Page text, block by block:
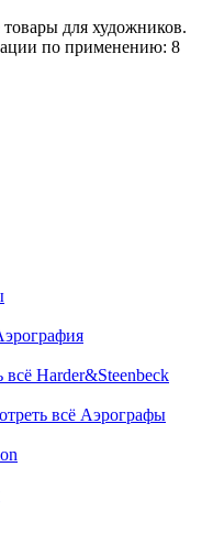
для художников.
по применению: 8
всё Harder&Steenbeck
всё Аэрографы